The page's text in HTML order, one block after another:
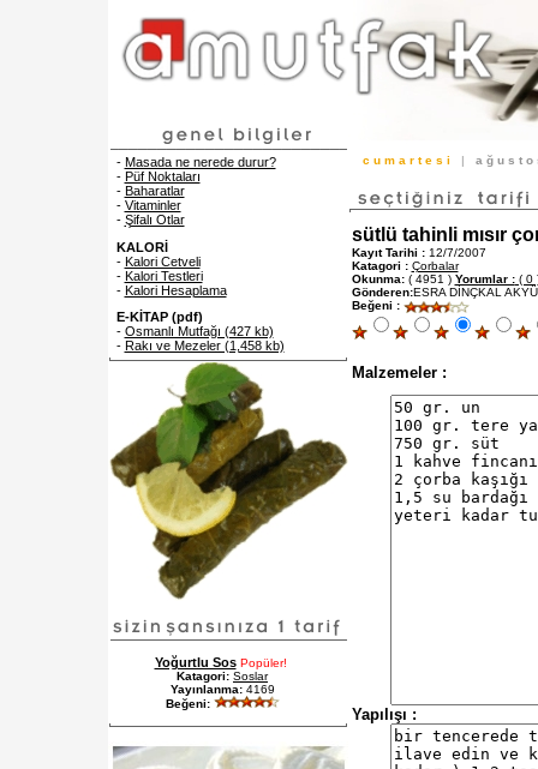
- Masada ne nerede durur?
- Püf Noktaları
- Baharatlar
- Vitaminler
- Şifalı Otlar
KALORİ
- Kalori Cetveli
- Kalori Testleri
- Kalori Hesaplama
E-KİTAP (pdf)
- Osmanlı Mutfağı (427 kb)
- Rakı ve Mezeler (1,458 kb)
Yoğurtlu SosPopüler!
Katagori: Soslar
Yayınlanma: 4169
Beğeni:
c u m a r t e s i | a ğ u s t
sütlü tahinli mısır
Kayıt Tarihi :12/7/2007
Katagori : Çorbalar
Okunma:( 4951 ) Yorumlar :( 0
Gönderen:ESRA DİNÇKAL
Beğeni :
Malzemeler :
Yapılışı :